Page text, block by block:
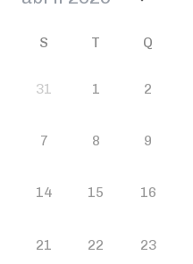
S T Q
31 1 2
7 8 9
14 15 16
21 22 23